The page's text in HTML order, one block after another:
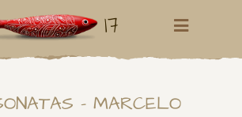
17
– MARCELO